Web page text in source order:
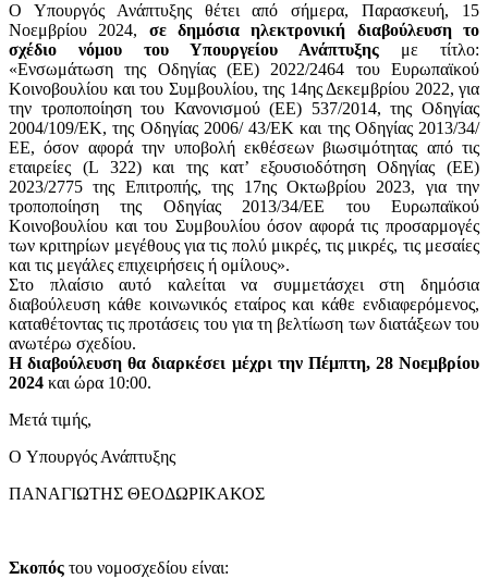
Ο Υπουργός Ανάπτυξης θέτει από σήμερα, Παρασκευή, 15
Νοεμβρίου 2024, σε δημόσια ηλεκτρονική διαβούλευση το
σχέδιο νόμου του Υπουργείου Ανάπτυξης με τίτλο:
«Ενσωμάτωση της Οδηγίας (ΕΕ) 2022/2464 του Ευρωπαϊκού
Κοινοβουλίου και του Συμβουλίου, της 14ης Δεκεμβρίου 2022, για
την τροποποίηση του Κανονισμού (ΕΕ) 537/2014, της Οδηγίας
2004/109/ΕΚ, της Οδηγίας 2006/ 43/ΕΚ και της Οδηγίας 2013/34/
ΕΕ, όσον αφορά την υποβολή εκθέσεων βιωσιμότητας από τις
εταιρείες (L 322) και της κατ’ εξουσιοδότηση Οδηγίας (ΕΕ)
2023/2775 της Επιτροπής, της 17ης Οκτωβρίου 2023, για την
τροποποίηση της Οδηγίας 2013/34/ΕΕ του Ευρωπαϊκού
Κοινοβουλίου και του Συμβουλίου όσον αφορά τις προσαρμογές
των κριτηρίων μεγέθους για τις πολύ μικρές, τις μικρές, τις μεσαίες
και τις μεγάλες επιχειρήσεις ή ομίλους».
Στο πλαίσιο αυτό καλείται να συμμετάσχει στη δημόσια
διαβούλευση κάθε κοινωνικός εταίρος και κάθε ενδιαφερόμενος,
καταθέτοντας τις προτάσεις του για τη βελτίωση των διατάξεων του
ανωτέρω σχεδίου.
Η διαβούλευση θα διαρκέσει μέχρι την Πέμπτη, 28 Νοεμβρίου
2024 και ώρα 10:00.
Μετά τιμής,
O Υπουργός Ανάπτυξης
ΠΑΝΑΓΙΩΤΗΣ ΘΕΟΔΩΡΙΚΑΚΟΣ
Σκοπός του νομοσχεδίου είναι: